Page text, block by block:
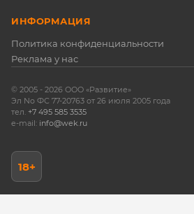
ИНФОРМАЦИЯ
Политика конфиденциальности
Реклама у нас
© 2005 - 2026 ООО «Развитие»
Эл No ФС 77-20763 от 26 июля 2005 года
тел. +7 495 585 3535
e-mail: info@wek.ru
18+